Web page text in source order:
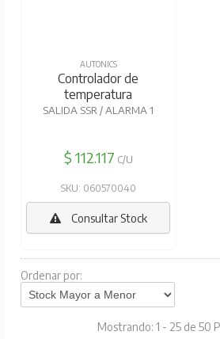
AUTONICS
Controlador de
temperatura
SALIDA SSR / ALARMA 1
$ 112.117 C/U
SKU: 060570040
Consultar Stock
Ordenar por:
Mostrando: 1 - 25 de 50